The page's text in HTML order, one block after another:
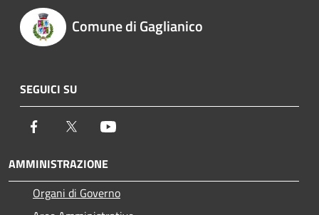
Comune di Gaglianico
SEGUICI SU
Facebook Twitter
AMMINISTRAZIONE
Organi di Governo